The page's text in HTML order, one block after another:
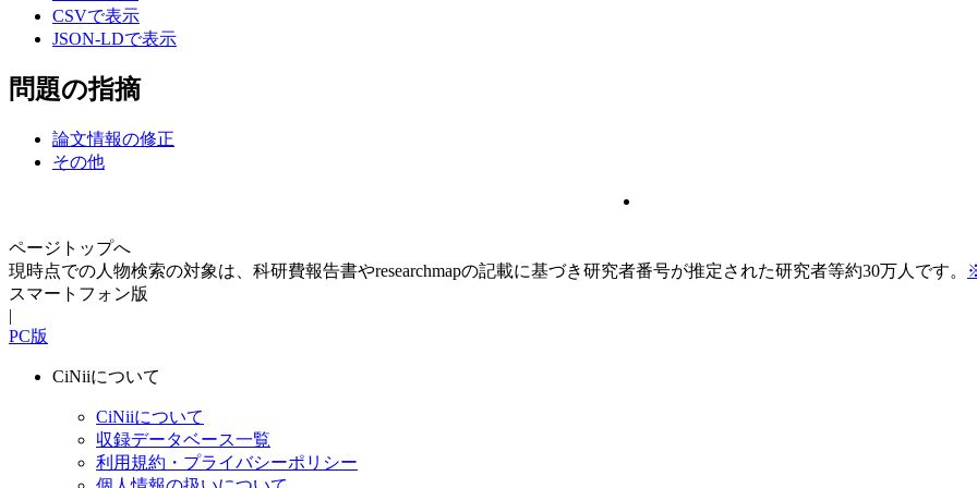
CSVで表示
JSON-LDで表示
問題の指摘
論文情報の修正
その他
ページトップへ
現時点での人物検索の対象は、科研費報告書やresearchmapの記載に基づき研究者番号が推定された研究者等約30万人です。
スマートフォン版
|
PC版
CiNiiについて
CiNiiについて
収録データベース一覧
利用規約・プライバシーポリシー